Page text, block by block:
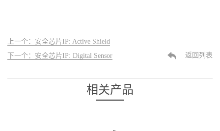
上一个：安全芯片IP: Active Shield
下一个：安全芯片IP: Digital Sensor
返回列表
相关产品